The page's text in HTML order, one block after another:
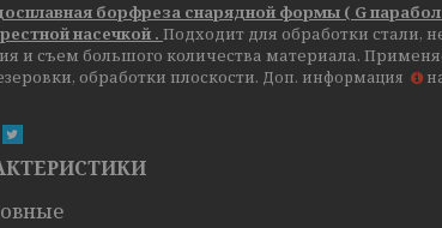
борфреза снарядной формы ( G
насечкой . Подходит для обработки стали,
и съем большого количества материала.
обработки плоскости. Доп. информация